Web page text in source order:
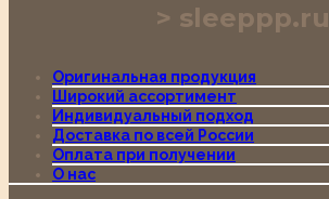
sleeppp.ru
Оригинальная продукция
Широкий ассортимент
Индивидуальный подход
Доставка по всей России
Оплата при получении
О нас